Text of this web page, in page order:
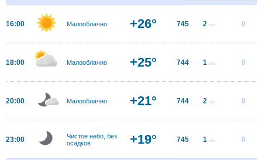
16:00 Малооблачно +26° 745 2 м/с 0
18:00 Малооблачно +25° 744 1 м/с 0
20:00 Малооблачно +21° 744 2 м/с 0
23:00
Чистое небо, без
осадков
+19° 745 1 м/с 0